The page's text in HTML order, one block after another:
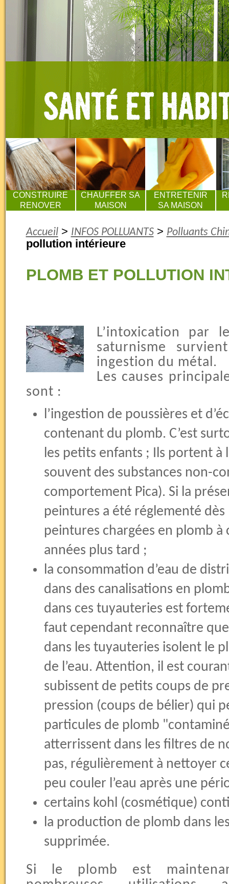
CONSTRUIRE
RENOVER
CHAUFFER SA
MAISON
ENTRETENIR
SA MAISON
Accueil> INFOS POLLUANTS> Polluants
pollution intérieure
PLOMB ET POLLUTION
L’intoxication par
saturnisme
ingestion du métal.
Les causes
sont :
l’ingestion de poussières et
contenant du plomb. C’est
les petits enfants ; Ils portent à
souvent des substances non-
comportement Pica). Si la
peintures a été réglementé dès
peintures chargées en plomb
années plus tard ;
la consommation d’eau de
dans des canalisations en
dans ces tuyauteries est
faut cependant reconnaître
dans les tuyauteries isolent le
de l’eau. Attention, il est
subissent de petits coups de
pression (coups de bélier) qui
particules de plomb
atterrissent dans les filtres de
pas, régulièrement à nettoyer
peu couler l’eau après une
certains kohl (cosmétique)
la production de plomb dans
supprimée.
Si le plomb est